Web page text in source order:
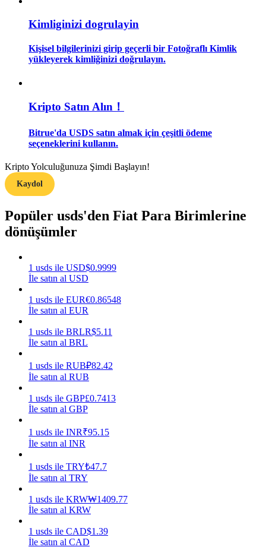
Vadeli İşlemler Başlangıç Kılavuzu
Ticaret stratejileri
Kazan
Power Piggy
Günlük rekabetçi ödüller kazanın
Kimliginizi dogrulayin
Kişisel bilgilerinizi girip geçerli bir Fotoğraflı Kimlik
yükleyerek kimliğinizi doğrulayın.
Kripto Satın Alın！
Bitrue'da USDS satın almak için çeşitli ödeme
seçeneklerini kullanın.
Kripto Yolculuğunuza Şimdi Başlayın!
Kaydol
Popüler usds'den Fiat Para Birimlerine
dönüşümler
1 usds ile USD$0.9999
İle satın al USD
1 usds ile EUR€0.86548
İle satın al EUR
1 usds ile BRLR$5.11
İle satın al BRL
1 usds ile RUB₽82.42
İle satın al RUB
1 usds ile GBP£0.7413
İle satın al GBP
1 usds ile INR₹95.15
İle satın al INR
1 usds ile TRY₺47.7
İle satın al TRY
1 usds ile KRW₩1409.77
İle satın al KRW
1 usds ile CAD$1.39
İle satın al CAD